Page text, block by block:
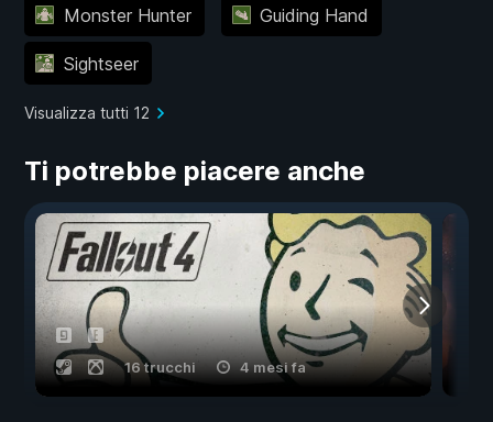
Monster Hunter Guiding Hand
Sightseer
Visualizza tutti 12
Ti potrebbe piacere anche
16 trucchi 4 mesi fa